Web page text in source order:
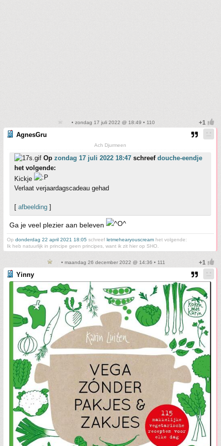
• zondag 17 juli 2022 @ 18:49 • 110
AgnesGru
Ach Djurmeen
Op zondag 17 juli 2022 18:47 schreef douche-eendje
het volgende:
Kickje
Verlaat verjaardagscadeau gehad
[ afbeelding ]
Ga je veel plezier aan beleven
Op donderdag 22 april 2021 18:05 schreef letmehearyouscream het volgende:
Ik heb natuurlijk in principe geen principes, want ik zit hier op SHO.
• maandag 26 december 2022 @ 14:36 • 111
Yinny